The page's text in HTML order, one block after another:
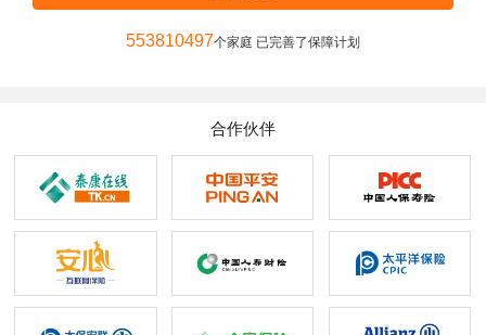
553810497个家庭 已完善了保障计划
合作伙伴